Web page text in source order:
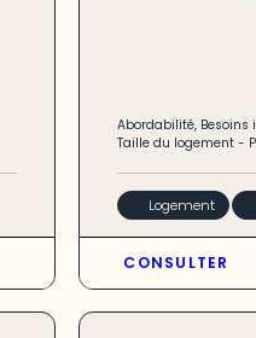
Abordabilité, Besoins
Taille du logement-
Logement
CONSULTER